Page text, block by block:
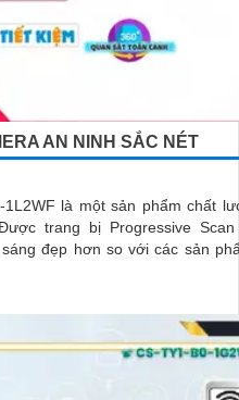
AN NINH SẮC NÉT
1L2WF là một sản phẩm chất
đẹp hơn so với các sản